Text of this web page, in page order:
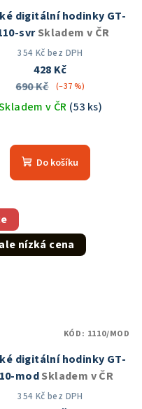
Skladem v ČR
digitální hodinky GT-
svrSkladem v ČR
354 Kč bez DPH
428 Kč
690 Kč
(–37 %)
v ČR (53 ks)
hodnocení
produktu
je
5
hvězdiček.
Do košíku
nízká cena
digitální hodinky GT-
modSkladem v ČR
354 Kč bez DPH
KÓD: 1110/MOD